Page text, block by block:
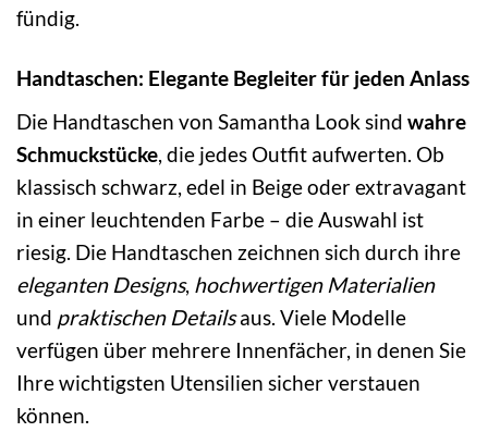
fündig.
Handtaschen: Elegante Begleiter für jeden Anlass
Die Handtaschen von Samantha Look sind wahre
Schmuckstücke, die jedes Outfit aufwerten. Ob
klassisch schwarz, edel in Beige oder extravagant
in einer leuchtenden Farbe – die Auswahl ist
riesig. Die Handtaschen zeichnen sich durch ihre
eleganten Designs, hochwertigen Materialien
und praktischen Detailsaus. Viele Modelle
verfügen über mehrere Innenfächer, in denen Sie
Ihre wichtigsten Utensilien sicher verstauen
können.